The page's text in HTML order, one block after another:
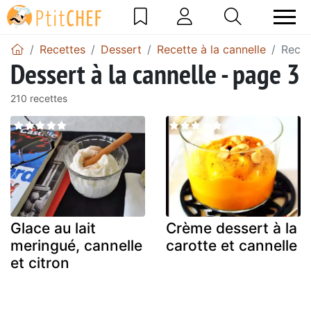
Recettes Dessert Recette à la cannelle
Dessert à la cannelle - page 3
210 recettes
Glace au lait
meringué, cannelle
et citron
Crème dessert à la
carotte et cannelle